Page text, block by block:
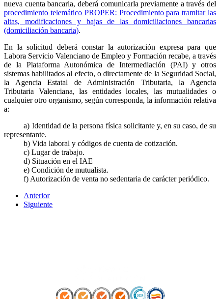
nueva cuenta bancaria, deberá comunicarla previamente a través del
procedimiento telemático PROPER: Procedimiento para tramitar las
altas, modificaciones y bajas de las domiciliaciones bancarias
(domiciliación bancaria).
En la solicitud deberá constar la autorización expresa para que
Labora Servicio Valenciano de Empleo y Formación recabe, a través
de la Plataforma Autonómica de Intermediación (PAI) y otros
sistemas habilitados al efecto, o directamente de la Seguridad Social,
la Agencia Estatal de Administración Tributaria, la Agencia
Tributaria Valenciana, las entidades locales, las mutualidades o
cualquier otro organismo, según corresponda, la información relativa
a:
a) Identidad de la persona física solicitante y, en su caso, de su
representante.
b) Vida laboral y códigos de cuenta de cotización.
c) Lugar de trabajo.
d) Situación en el IAE
e) Condición de mutualista.
f) Autorización de venta no sedentaria de carácter periódico.
Anterior
Siguiente